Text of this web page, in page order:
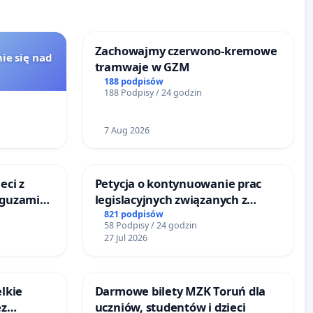
się nad
Zachowajmy czerwono-kremowe
tramwaje w GZM
188 podpisów
188 Podpisy / 24 godzin
7 Aug 2026
z
Petycja o kontynuowanie prac
legislacyjnych związanych z
reformą prawa rodzinnego
821 podpisów
58 Podpisy / 24 godzin
27 Jul 2026
Darmowe bilety MZK Toruń dla
uczniów, studentów i dzieci